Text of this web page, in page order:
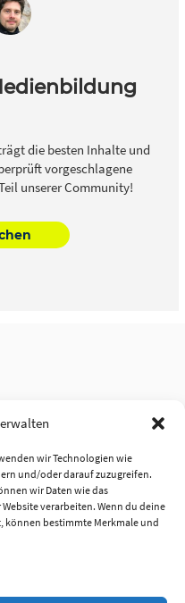
wir Technologien wie
und/oder darauf zuzugreifen.
wir Daten wie das
verarbeiten. Wenn du deine
können bestimmte Merkmale und
die besten Inhalte und
vorgeschlagene
unserer Community!